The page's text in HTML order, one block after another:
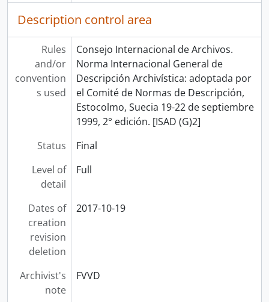
Description control area
Rules
and/or
convention
s used
Consejo Internacional de Archivos.
Norma Internacional General de
Descripción Archivística: adoptada por
el Comité de Normas de Descripción,
Estocolmo, Suecia 19-22 de septiembre
1999, 2° edición. [ISAD (G)2]
Status
Final
Level of
detail
Full
Dates of
creation
revision
deletion
2017-10-19
Archivist's
note
FVVD